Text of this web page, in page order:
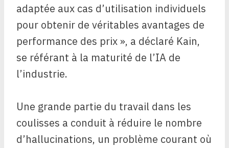
adaptée aux cas d’utilisation individuels
pour obtenir de véritables avantages de
performance des prix », a déclaré Kain,
se référant à la maturité de l’IA de
l’industrie.
Une grande partie du travail dans les
coulisses a conduit à réduire le nombre
d’hallucinations, un problème courant où